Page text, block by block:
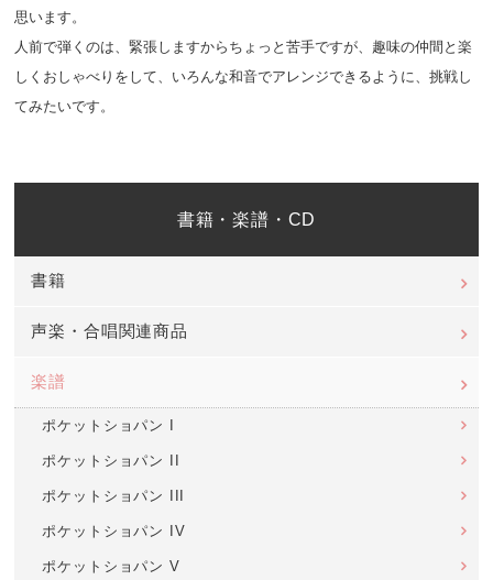
思います。
人前で弾くのは、緊張しますからちょっと苦手ですが、趣味の仲間と楽
しくおしゃべりをして、いろんな和音でアレンジできるように、挑戦し
てみたいです。
書籍・楽譜・CD
書籍
声楽・合唱関連商品
楽譜
ポケットショパン I
ポケットショパン II
ポケットショパン III
ポケットショパン IV
ポケットショパン V